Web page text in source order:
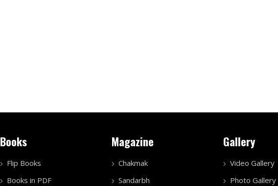
Books
Flip Books
Books in PDF
Magazine
Chakmak
Sandarbh
Gallery
Video Gallery
Photo Gallery